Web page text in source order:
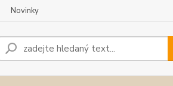
Novinky